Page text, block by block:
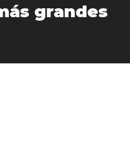
grandes